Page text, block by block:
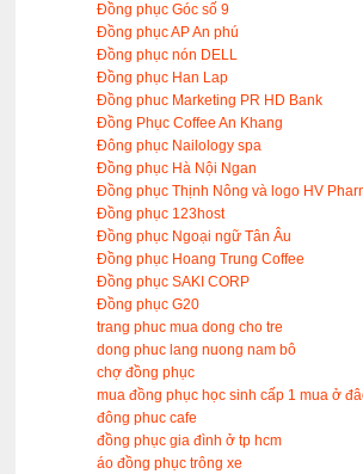
Đồng phục Góc số 9
Đồng phục AP An phú
Đồng phục nón DELL
Đồng phục Han Lap
Đồng phuc Marketing PR HD Bank
Đồng Phục Coffee An Khang
Đông phục Nailology spa
Đồng phục Hà Nội Ngan
Đồng phục Thịnh Nông và logo HV
Đồng phục 123host
Đồng phục Ngoại ngữ Tân Âu
Đồng phục Hoang Trung Coffee
Đồng phục SAKI CORP
Đồng phục G20
trang phuc mua dong cho tre
dong phuc lang nuong nam bô
chợ đồng phục
mua đồng phục học sinh cấp 1 mua ở
đông phuc cafe
đồng phục gia đình ở tp hcm
áo đồng phục trông xe